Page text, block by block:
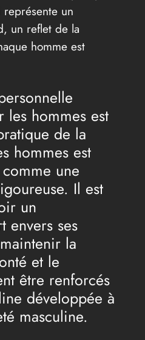
un
un reflet de la
homme est
les hommes est
de la
hommes est
une
Il est
un
envers ses
la
et le
être renforcés
développée à
masculine.